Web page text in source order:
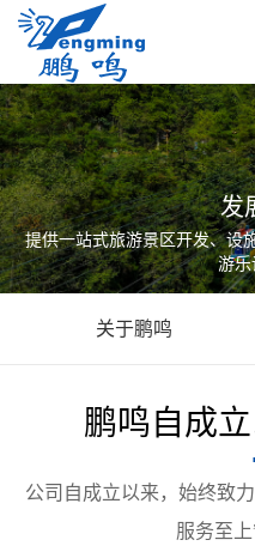
发
提供一站式旅游景区开发、设
游乐
关于鹏鸣
鹏鸣自成
公司自成立以来，始终致
服务至